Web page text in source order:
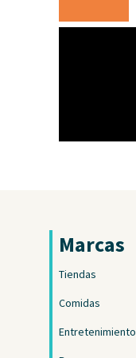
Marcas
Tiendas
Comidas
Entretenimiento